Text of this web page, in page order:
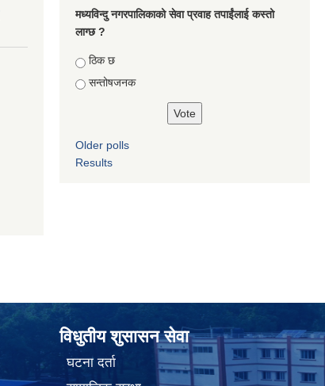
मध्यविन्दु नगरपालिकाको सेवा प्रवाह तपाईंलाई कस्तो
लाग्छ ?
Choices
ठिक छ
सन्तोषजनक
Older polls
Results
विधुतीय शुसासन सेवा
घटना दर्ता